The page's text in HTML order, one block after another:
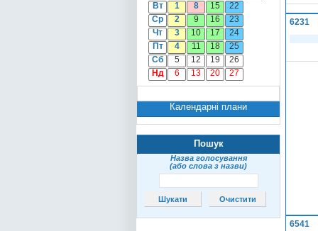
Вт
1 8 15
22
Ср
2 9 16
23
Чт
3 10 17
24
Пт
4 11 18
25
Сб
5 12 19
26
Нд
6 13 20 27
Календарні плани
Пошук
Назва голосування
(або слова з назви)
6231
6541